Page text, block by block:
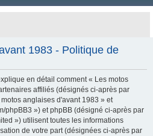
1983 - Politique de
en détail comment « Les motos
affiliés (désignés ci-après par
anglaises d'avant 1983 » et
phpBB3 ») et phpBB (désigné ci-après par
») utilisent toutes les informations
de votre part (désignées ci-après par